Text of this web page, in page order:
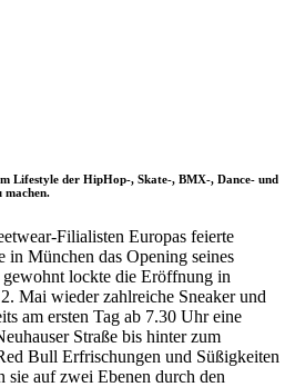
Lifestyle der HipHop-, Skate-, BMX-, Dance- und
machen.
Filialisten Europas feierte
in München das Opening seines
lockte die Eröffnung in
Mai wieder zahlreiche Sneaker und
am ersten Tag ab 7.30 Uhr eine
Straße bis hinter zum
Bull Erfrischungen und Süßigkeiten
sie auf zwei Ebenen durch den